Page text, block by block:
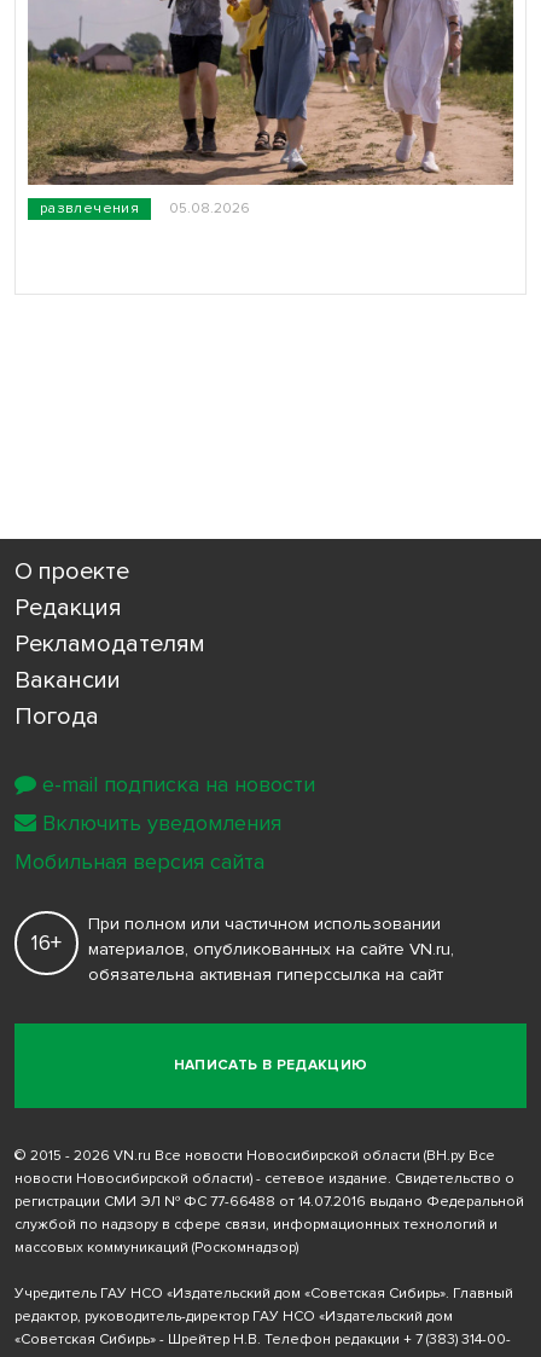
развлечения 05.08.2026
О проекте
Редакция
Рекламодателям
Вакансии
Погода
НАПИСАТЬ В РЕДАКЦИЮ
16+
При полном или частичном использовании
материалов, опубликованных на сайте VN.ru,
обязательна активная гиперссылка на сайт
© 2015 - 2026 VN.ru Все новости Новосибирской области (ВН.ру Все
новости Новосибирской области) - сетевое издание. Свидетельство о
регистрации СМИ ЭЛ № ФС 77-66488 от 14.07.2016 выдано Федеральной
службой по надзору в сфере связи, информационных технологий и
массовых коммуникаций (Роскомнадзор)
Учредитель ГАУ НСО «Издательский дом «Советская Сибирь». Главный
редактор, руководитель-директор ГАУ НСО «Издательский дом
«Советская Сибирь» - Шрейтер Н.В. Телефон редакции + 7 (383) 314-00-
e-mail подписка на новости
Включить уведомления
Мобильная версия сайта